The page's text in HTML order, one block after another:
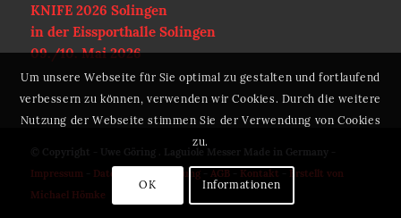
KNIFE 2026 Solingen
in der Eissporthalle Solingen
09./10. Mai 2026
© Copyright - Uwe Göring . Laguiole Messer Made in Germany -
Impressum- Datenschutzerklärung- AGB- Kontakt
Erstellt von
Michael Hömke
Um unsere Webseite für Sie optimal zu gestalten und fortlaufend
verbessern zu können, verwenden wir Cookies. Durch die weitere
Nutzung der Webseite stimmen Sie der Verwendung von Cookies
zu.
OK Informationen